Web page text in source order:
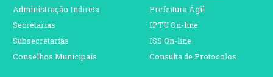
Administração Indireta
Secretarias
Subsecretarias
Conselhos Municipais
Prefeitura Ágil
IPTU On-line
ISS On-line
Consulta de Protocolos